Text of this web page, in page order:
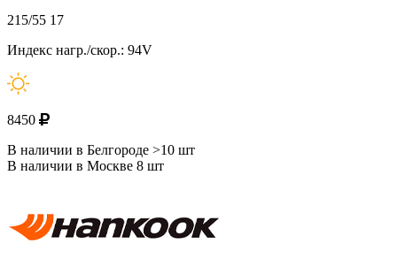
215/55 17
Индекс нагр./скор.: 94V
8450
В наличии в Белгороде >10 шт
В наличии в Москве 8 шт